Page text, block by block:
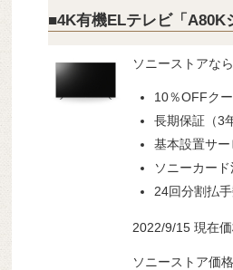
■4K有機ELテレビ「A80K
ソニーストアな
10％OFFク
長期保証（3
基本設置サー
ソニーカー
24回分割払
2022/9/15 現在
ソニーストア価